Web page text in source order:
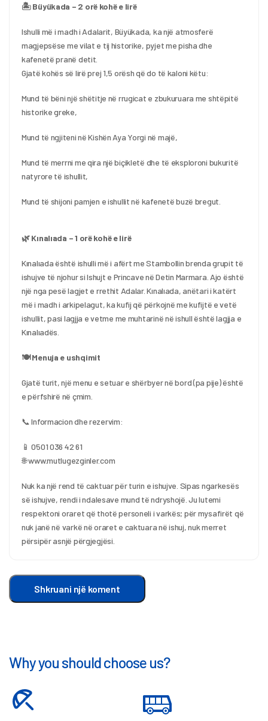
🏝️ Büyükada – 2 orë kohë e lirë
Ishulli më i madh i Adalarit, Büyükada, ka një atmosferë
magjepsëse me vilat e tij historike, pyjet me pisha dhe
kafenetë pranë detit.
Gjatë kohës së lirë prej 1,5 orësh që do të kaloni këtu:
Mund të bëni një shëtitje në rrugicat e zbukuruara me shtëpitë
historike greke,
Mund të ngjiteni në Kishën Aya Yorgi në majë,
Mund të merrni me qira një biçikletë dhe të eksploroni bukuritë
natyrore të ishullit,
Mund të shijoni pamjen e ishullit në kafenetë buzë bregut.
🌿 Kınalıada – 1 orë kohë e lirë
Kınalıada është ishulli më i afërt me Stambollin brenda grupit të
ishujve të njohur si Ishujt e Princave në Detin Marmara. Ajo është
një nga pesë lagjet e rrethit Adalar. Kınalıada, anëtari i katërt
më i madh i arkipelagut, ka kufij që përkojnë me kufijtë e vetë
ishullit, pasi lagjja e vetme me muhtarinë në ishull është lagjja e
Kınalıadës.
🍽️ Menuja e ushqimit
Gjatë turit, një menu e setuar e shërbyer në bord (pa pije) është
e përfshirë në çmim.
📞 Informacion dhe rezervim:
📱 0501 036 42 61
🌐 www.mutlugezginler.com
Nuk ka një rend të caktuar për turin e ishujve. Sipas ngarkesës
së ishujve, rendi i ndalesave mund të ndryshojë. Ju lutemi
respektoni oraret që thotë personeli i varkës; për mysafirët që
nuk janë në varkë në oraret e caktuara në ishuj, nuk merret
përsipër asnjë përgjegjësi.
Shkruani një koment
Why you should choose us?